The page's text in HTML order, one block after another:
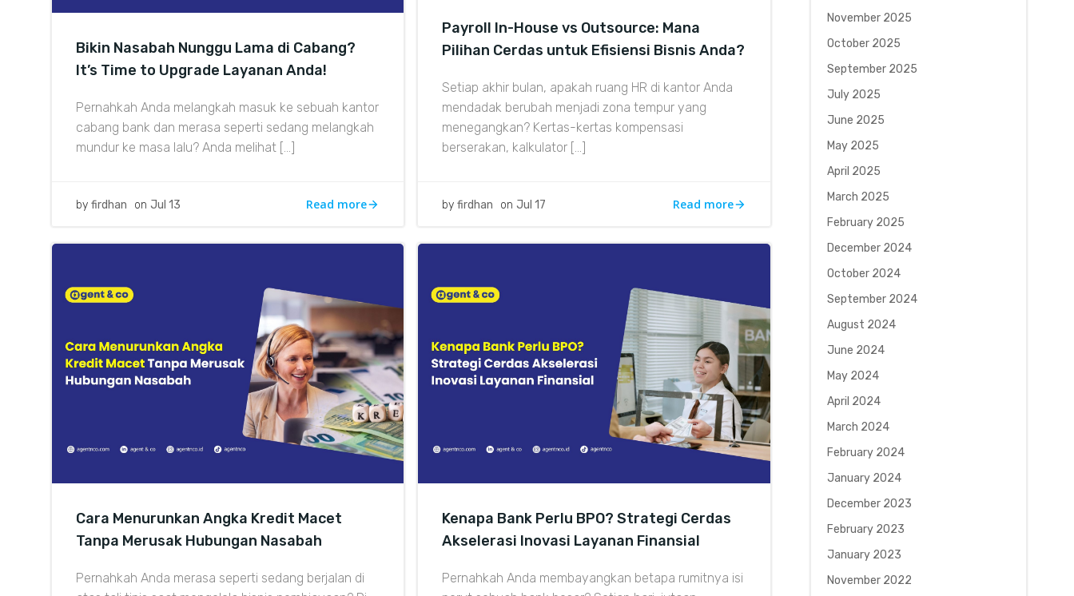
Payroll In-House vs Outsource: Mana
Pilihan Cerdas untuk Efisiensi Bisnis Anda?
Setiap akhir bulan, apakah ruang HR di kantor Anda
mendadak berubah menjadi zona tempur yang
menegangkan? Kertas-kertas kompensasi
berserakan, kalkulator […]
by firdhan onJul 17 Read more
Bikin Nasabah Nunggu Lama di Cabang?
It’s Time to Upgrade Layanan Anda!
Pernahkah Anda melangkah masuk ke sebuah kantor
cabang bank dan merasa seperti sedang melangkah
mundur ke masa lalu? Anda melihat […]
by firdhan on Jul 13 Read more
Cara Menurunkan Angka Kredit Macet
Tanpa Merusak Hubungan Nasabah
Pernahkah Anda merasa seperti sedang berjalan di
Kenapa Bank Perlu BPO? Strategi Cerdas
Akselerasi Inovasi Layanan Finansial
Pernahkah Anda membayangkan betapa rumitnya isi
November 2025
October 2025
September 2025
July 2025
June 2025
May 2025
April 2025
March 2025
February 2025
December 2024
October 2024
September 2024
August 2024
June 2024
May 2024
April 2024
March 2024
February 2024
January 2024
December 2023
February 2023
January 2023
November 2022